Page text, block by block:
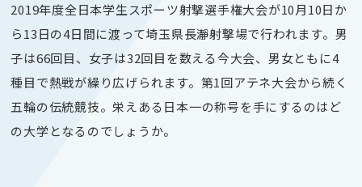
2019年度全日本学生スポーツ射撃選手権大会が10月10日か
ら13日の4日間に渡って埼玉県長瀞射撃場で行われます。男
子は66回目、女子は32回目を数える今大会、男女ともに4
種目で熱戦が繰り広げられます。第1回アテネ大会から続く
五輪の伝統競技。栄えある日本一の称号を手にするのはど
の大学となるのでしょうか。